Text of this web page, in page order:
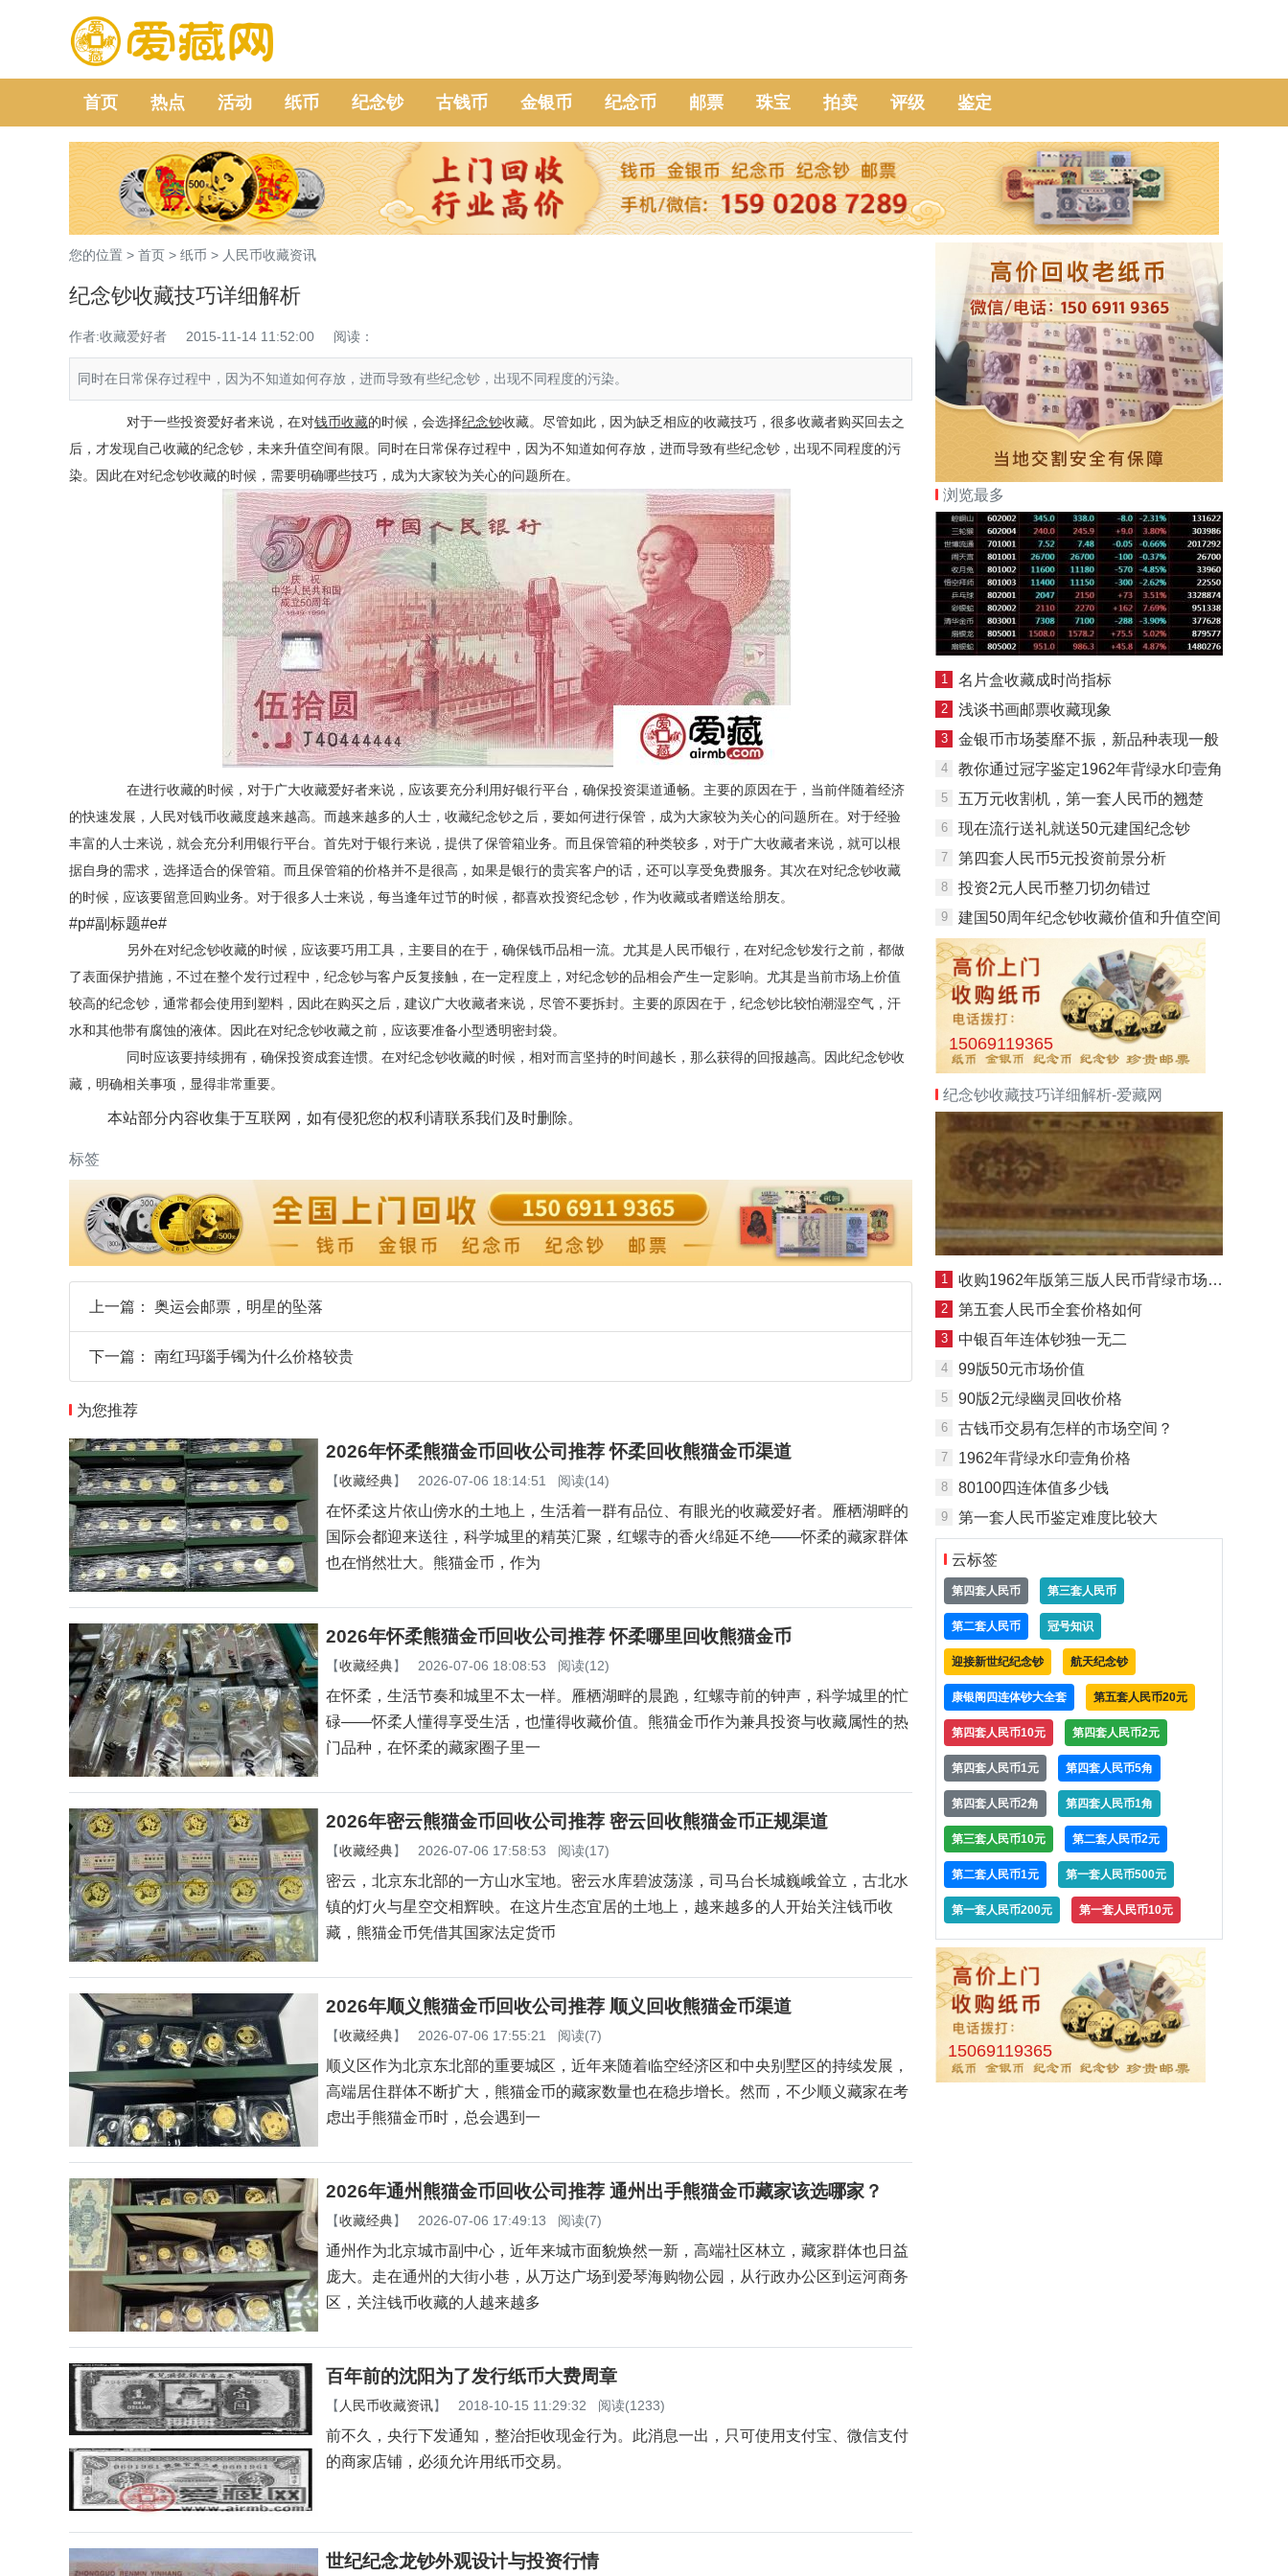
首页 热点 活动 纸币 纪念钞 古钱币 金银币 纪念币 邮票 珠宝 拍卖 评级 鉴定
您的位置 > 首页 > 纸币 > 人民币收藏资讯
纪念钞收藏技巧详细解析
作者:收藏爱好者 2015-11-14 11:52:00 阅读：
同时在日常保存过程中，因为不知道如何存放，进而导致有些纪念钞，出现不同程度的污染。
对于一些投资爱好者来说，在对钱币收藏的时候，会选择纪念钞收藏。尽管如此，因为缺乏相应的收藏技巧，很多收藏者购买回去之
后，才发现自己收藏的纪念钞，未来升值空间有限。同时在日常保存过程中，因为不知道如何存放，进而导致有些纪念钞，出现不同程度的污
染。因此在对纪念钞收藏的时候，需要明确哪些技巧，成为大家较为关心的问题所在。
在进行收藏的时候，对于广大收藏爱好者来说，应该要充分利用好银行平台，确保投资渠道通畅。主要的原因在于，当前伴随着经济
的快速发展，人民对钱币收藏度越来越高。而越来越多的人士，收藏纪念钞之后，要如何进行保管，成为大家较为关心的问题所在。对于经验
丰富的人士来说，就会充分利用银行平台。首先对于银行来说，提供了保管箱业务。而且保管箱的种类较多，对于广大收藏者来说，就可以根
据自身的需求，选择适合的保管箱。而且保管箱的价格并不是很高，如果是银行的贵宾客户的话，还可以享受免费服务。其次在对纪念钞收藏
的时候，应该要留意回购业务。对于很多人士来说，每当逢年过节的时候，都喜欢投资纪念钞，作为收藏或者赠送给朋友。
#p#副标题#e#
另外在对纪念钞收藏的时候，应该要巧用工具，主要目的在于，确保钱币品相一流。尤其是人民币银行，在对纪念钞发行之前，都做
了表面保护措施，不过在整个发行过程中，纪念钞与客户反复接触，在一定程度上，对纪念钞的品相会产生一定影响。尤其是当前市场上价值
较高的纪念钞，通常都会使用到塑料，因此在购买之后，建议广大收藏者来说，尽管不要拆封。主要的原因在于，纪念钞比较怕潮湿空气，汗
水和其他带有腐蚀的液体。因此在对纪念钞收藏之前，应该要准备小型透明密封袋。
同时应该要持续拥有，确保投资成套连惯。在对纪念钞收藏的时候，相对而言坚持的时间越长，那么获得的回报越高。因此纪念钞收
藏，明确相关事项，显得非常重要。
本站部分内容收集于互联网，如有侵犯您的权利请联系我们及时删除。
标签
上一篇： 奥运会邮票，明星的坠落
下一篇： 南红玛瑙手镯为什么价格较贵
为您推荐
2026年怀柔熊猫金币回收公司推荐 怀柔回收熊猫金币渠道
【收藏经典】 2026-07-06 18:14:51 阅读(14)
在怀柔这片依山傍水的土地上，生活着一群有品位、有眼光的收藏爱好者。雁栖湖畔的
国际会都迎来送往，科学城里的精英汇聚，红螺寺的香火绵延不绝——怀柔的藏家群体
也在悄然壮大。熊猫金币，作为
2026年怀柔熊猫金币回收公司推荐 怀柔哪里回收熊猫金币
【收藏经典】 2026-07-06 18:08:53 阅读(12)
在怀柔，生活节奏和城里不太一样。雁栖湖畔的晨跑，红螺寺前的钟声，科学城里的忙
碌——怀柔人懂得享受生活，也懂得收藏价值。熊猫金币作为兼具投资与收藏属性的热
门品种，在怀柔的藏家圈子里一
2026年密云熊猫金币回收公司推荐 密云回收熊猫金币正规渠道
【收藏经典】 2026-07-06 17:58:53 阅读(17)
密云，北京东北部的一方山水宝地。密云水库碧波荡漾，司马台长城巍峨耸立，古北水
镇的灯火与星空交相辉映。在这片生态宜居的土地上，越来越多的人开始关注钱币收
藏，熊猫金币凭借其国家法定货币
2026年顺义熊猫金币回收公司推荐 顺义回收熊猫金币渠道
【收藏经典】 2026-07-06 17:55:21 阅读(7)
顺义区作为北京东北部的重要城区，近年来随着临空经济区和中央别墅区的持续发展，
高端居住群体不断扩大，熊猫金币的藏家数量也在稳步增长。然而，不少顺义藏家在考
虑出手熊猫金币时，总会遇到一
2026年通州熊猫金币回收公司推荐 通州出手熊猫金币藏家该选哪家？
【收藏经典】 2026-07-06 17:49:13 阅读(7)
通州作为北京城市副中心，近年来城市面貌焕然一新，高端社区林立，藏家群体也日益
庞大。走在通州的大街小巷，从万达广场到爱琴海购物公园，从行政办公区到运河商务
区，关注钱币收藏的人越来越多
百年前的沈阳为了发行纸币大费周章
【 人民币收藏资讯】 2018-10-15 11:29:32 阅读(1233)
前不久，央行下发通知，整治拒收现金行为。此消息一出，只可使用支付宝、微信支付
的商家店铺，必须允许用纸币交易。
世纪纪念龙钞外观设计与投资行情
浏览最多
1 名片盒收藏成时尚指标
2 浅谈书画邮票收藏现象
3 金银币市场萎靡不振，新品种表现一般
4 教你通过冠字鉴定1962年背绿水印壹角
5 五万元收割机，第一套人民币的翘楚
6 现在流行送礼就送50元建国纪念钞
7 第四套人民币5元投资前景分析
8 投资2元人民币整刀切勿错过
9 建国50周年纪念钞收藏价值和升值空间
15069119365
纪念钞收藏技巧详细解析-爱藏网
1 收购1962年版第三版人民币背绿市场投资分析
2 第五套人民币全套价格如何
3 中银百年连体钞独一无二
4 99版50元市场价值
5 90版2元绿幽灵回收价格
6 古钱币交易有怎样的市场空间？
7 1962年背绿水印壹角价格
8 80100四连体值多少钱
9 第一套人民币鉴定难度比较大
云标签
第四套人民币 第三套人民币
第二套人民币 冠号知识
迎接新世纪纪念钞 航天纪念钞
康银阁四连体钞大全套 第五套人民币20元
第四套人民币10元 第四套人民币2元
第四套人民币1元 第四套人民币5角
第四套人民币2角 第四套人民币1角
第三套人民币10元 第二套人民币2元
第二套人民币1元 第一套人民币500元
第一套人民币200元 第一套人民币10元
15069119365